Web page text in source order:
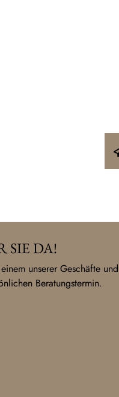
SIE DA!
unserer Geschäfte und
Beratungstermin.